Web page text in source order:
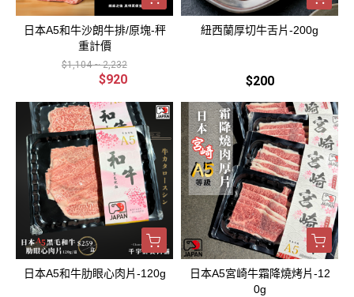
日本A5和牛沙朗牛排/原塊-秤
重計價
$1,104 ~ 2,232
$920
紐西蘭厚切牛舌片-200g
$200
日本A5和牛肋眼心肉片-120g
日本A5宮崎牛霜降燒烤片-12
0g